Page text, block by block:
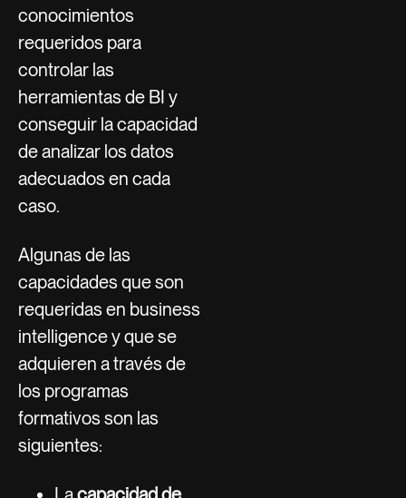
conocimientos
requeridos para
controlar las
herramientas de BI y
conseguir la capacidad
de analizar los datos
adecuados en cada
caso.
Algunas de las
capacidades que son
requeridas en business
intelligence y que se
adquieren a través de
los programas
formativos son las
siguientes: